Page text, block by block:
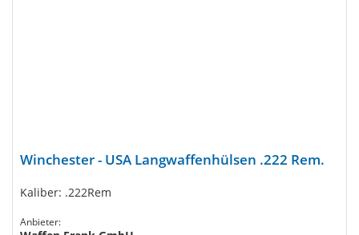
Winchester - USA Langwaffenhülsen .222 Rem.
Kaliber: .222Rem
Anbieter: